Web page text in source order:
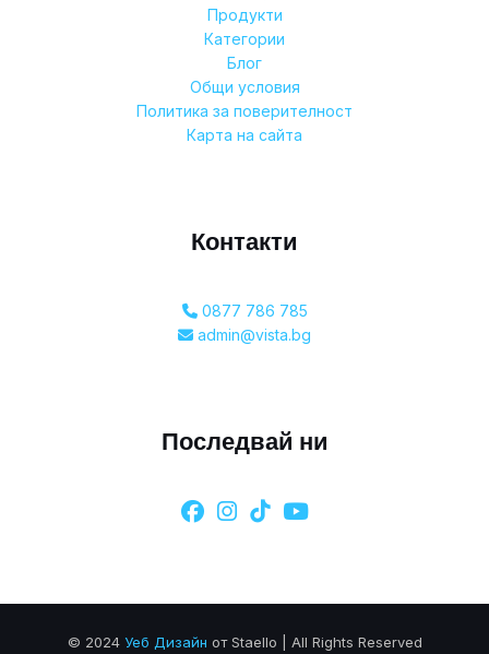
Продукти
Категории
Блог
Общи условия
Политика за поверителност
Карта на сайта
Контакти
0877 786 785
admin@vista.bg
Последвай ни
© 2024 Уеб Дизайн от Staello | All Rights Reserved